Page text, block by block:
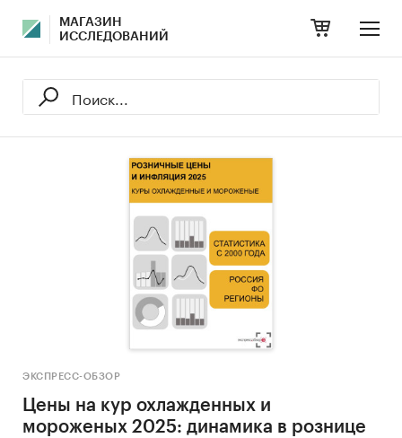
МАГАЗИН
ИССЛЕДОВАНИЙ
ЭКСПРЕСС-ОБЗОР
Цены на кур охлажденных и
мороженых 2025: динамика в рознице